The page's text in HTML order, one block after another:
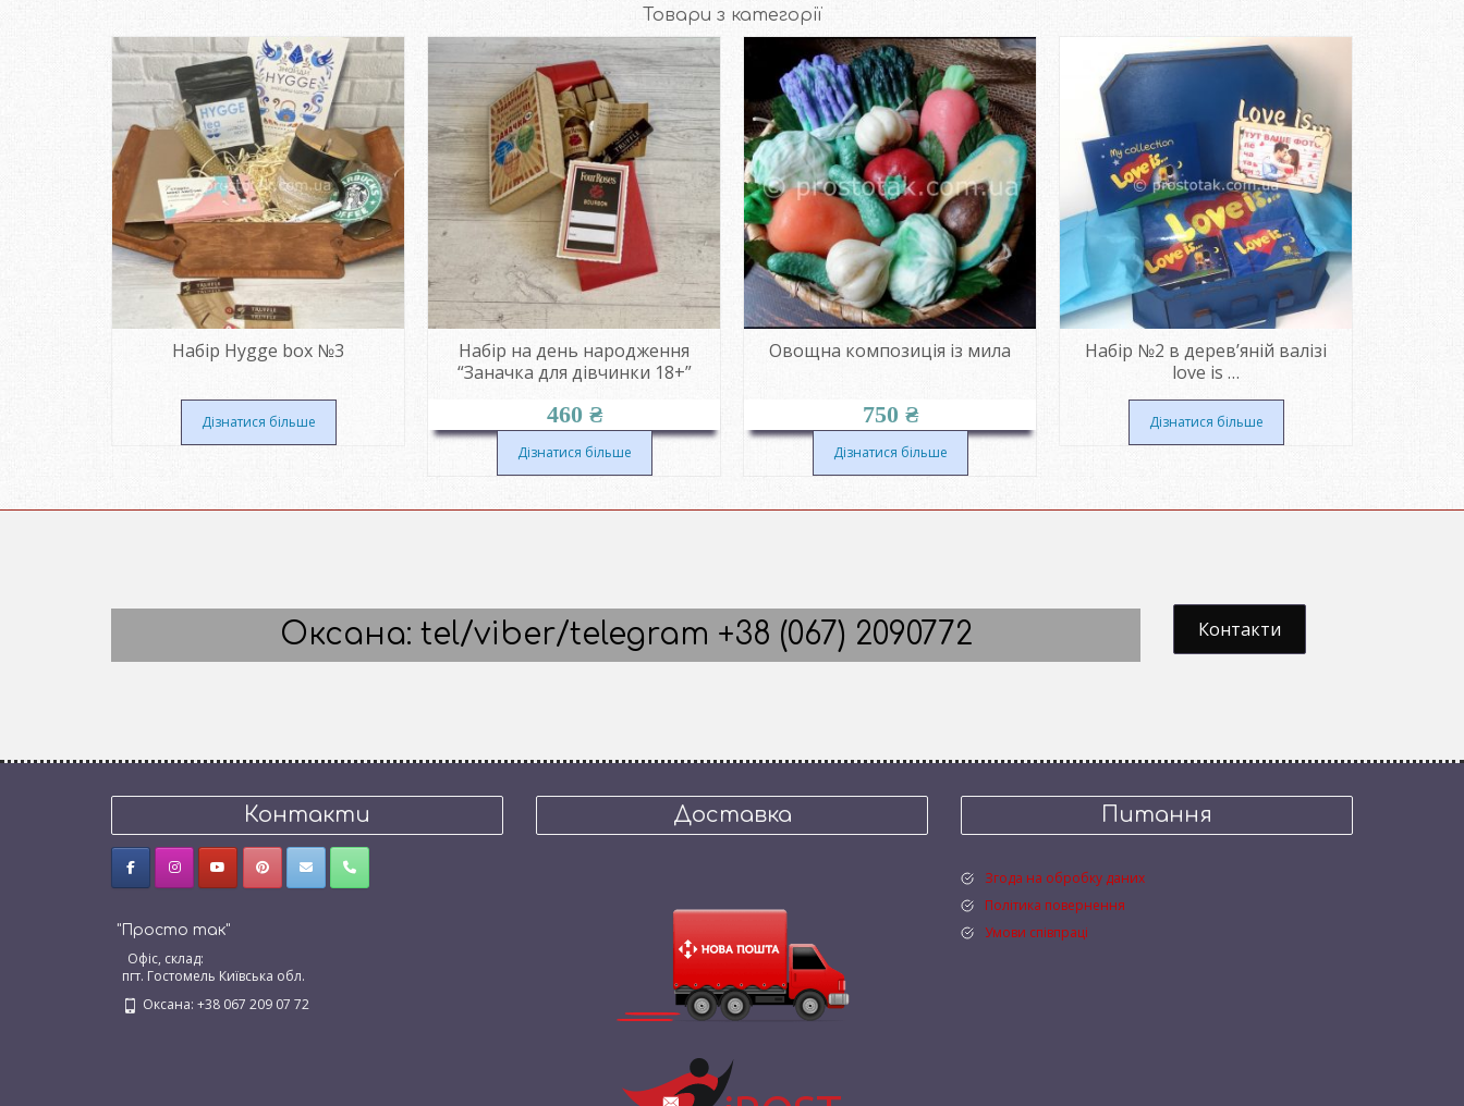
Товари з категорії
Набір Hygge box №3
Дізнатися більше
Набір на день народження
“Заначка для дівчинки 18+”
460 ₴
Дізнатися більше
Овощна композиція із мила
750 ₴
Дізнатися більше
Набір №2 в дерев’яній валізі
love is …
Дізнатися більше
Оксана: tel/viber/telegram +38 (067) 2090772 Контакти
Контакти
"Просто так"
Офіс, склад:
пгт. Гостомель Київська обл.
Оксана: +38 067 209 07 72
Доставка Питання
Згода на обробку даних
Політика повернення
Умови співпраці